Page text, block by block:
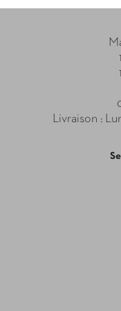
Livraison :